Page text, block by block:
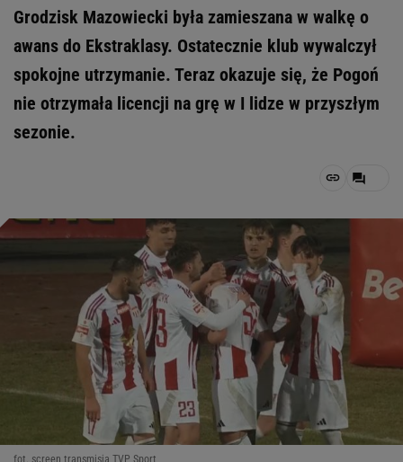
Grodzisk Mazowiecki była zamieszana w walkę o
awans do Ekstraklasy. Ostatecznie klub wywalczył
spokojne utrzymanie. Teraz okazuje się, że Pogoń
nie otrzymała licencji na grę w I lidze w przyszłym
sezonie.
fot. screen transmisja TVP Sport